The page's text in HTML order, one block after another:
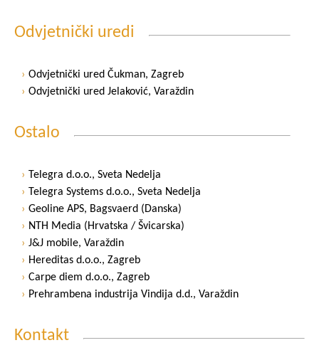
Odvjetnički uredi
Odvjetnički ured Čukman, Zagreb
Odvjetnički ured Jelaković, Varaždin
Ostalo
Telegra d.o.o., Sveta Nedelja
Telegra Systems d.o.o., Sveta Nedelja
Geoline APS, Bagsvaerd (Danska)
NTH Media (Hrvatska / Švicarska)
J&J mobile, Varaždin
Hereditas d.o.o., Zagreb
Carpe diem d.o.o., Zagreb
Prehrambena industrija Vindija d.d., Varaždin
Kontakt